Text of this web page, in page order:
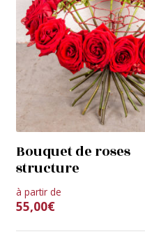
Bouquet de roses
structure
à partir de
55,00€